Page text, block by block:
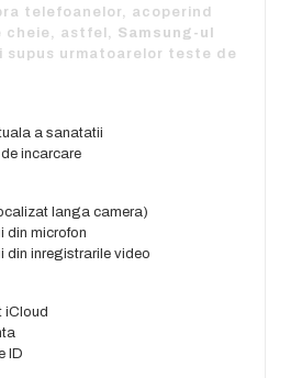
telefoanelor, acoperind
cheie, astfel, Samsung-ul
supus urmatoarelor teste de
a sanatatii
incarcare
langa camera)
din microfon
din inregistrarile video
iCloud
ID